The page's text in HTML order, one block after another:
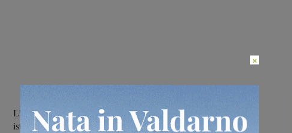
L’intervento durerà dal 31 agosto al 4 settembre, per questo sarà
istituita una modifica alla viabilità a San Martino Altoreggi
×